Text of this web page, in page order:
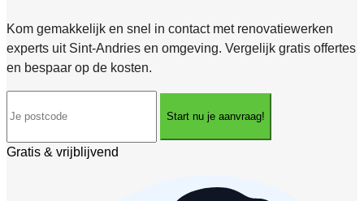
Kom gemakkelijk en snel in contact met renovatiewerken
experts uit Sint-Andries en omgeving. Vergelijk gratis offertes
en bespaar op de kosten.
Start nu je aanvraag!
Gratis & vrijblijvend